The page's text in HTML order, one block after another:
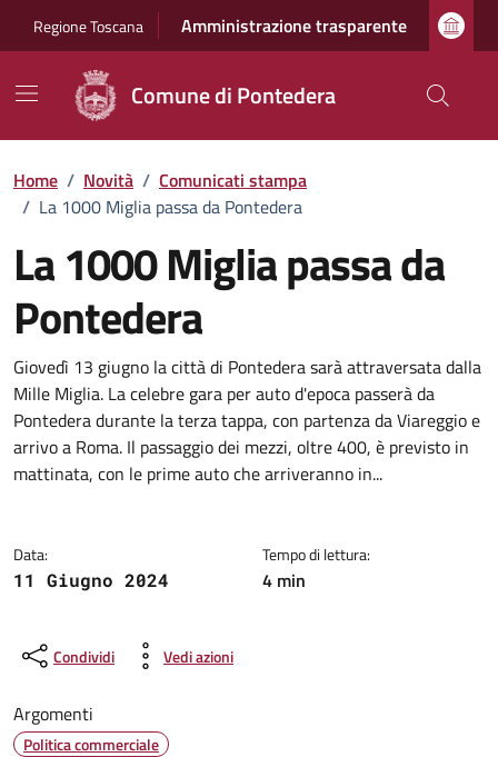
Regione Toscana Amministrazione trasparente
Comune di Pontedera
Home / Novità / Comunicati stampa
/ La 1000 Miglia passa da Pontedera
La 1000 Miglia passa da
Pontedera
Dettagli della notizia
Giovedì 13 giugno la città di Pontedera sarà attraversata dalla
Mille Miglia. La celebre gara per auto d'epoca passerà da
Pontedera durante la terza tappa, con partenza da Viareggio e
arrivo a Roma. Il passaggio dei mezzi, oltre 400, è previsto in
mattinata, con le prime auto che arriveranno in...
Data:
11 Giugno 2024
Tempo di lettura:
4 min
Condividi Vedi azioni
Argomenti
Politica commerciale